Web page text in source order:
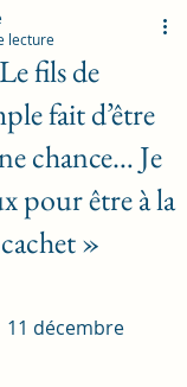
fils de
fait d’être
chance… Je
pour être à la
»
lecture
5.
11 décembre